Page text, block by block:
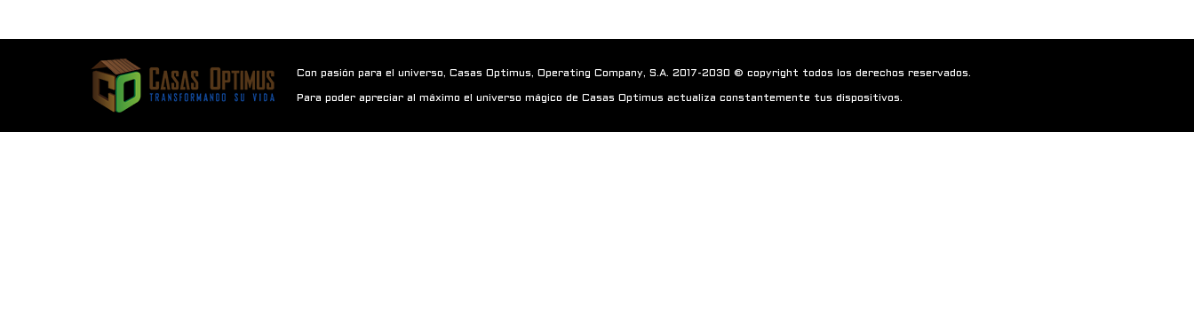
Con pasión para el universo, Casas Optimus, Operating Company, S.A. 2017-2030 © copyright todos los derechos reservados.
Para poder apreciar al máximo el universo mágico de Casas Optimus actualiza constantemente tus dispositivos.